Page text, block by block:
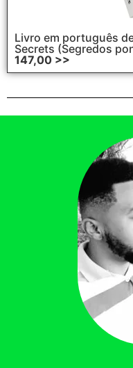
Livro em português
Secrets (Segredos
147,00 >>